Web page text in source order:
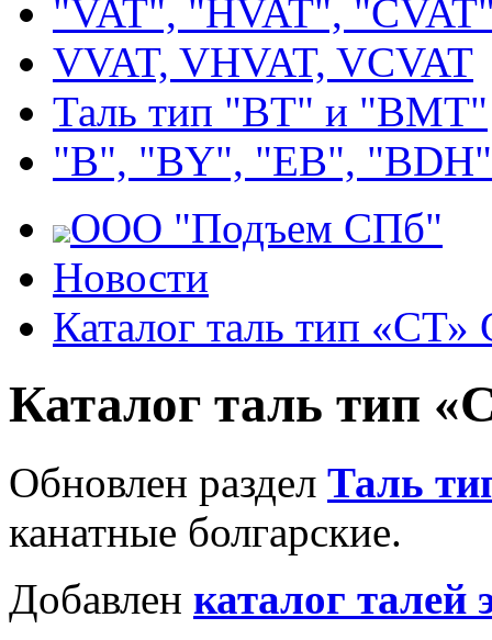
"VAT", "HVAT",
VVAT, VHVAT, VCVAT
Таль тип "BT" и "BMT"
"В", "BY", "EВ", "BDH"
ООО "Подъем СПб"
Новости
Каталог таль тип «СТ»
Каталог таль тип
Обновлен раздел Таль
канатные болгарские.
Добавлен каталог талей